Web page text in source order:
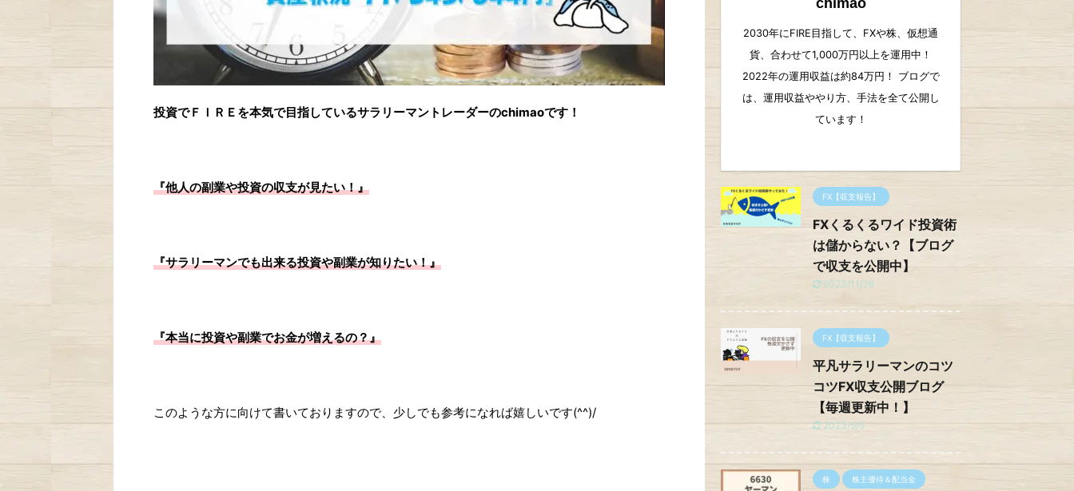
投資でＦＩＲＥを本気で目指しているサラリーマントレーダーのchimaoです！
『他人の副業や投資の収支が見たい！』
『サラリーマンでも出来る投資や副業が知りたい！』
『本当に投資や副業でお金が増えるの？』
このような方に向けて書いておりますので、少しでも参考になれば嬉しいです(^^)/
chimao
2030年にFIRE目指して、FXや株、仮想通
貨、合わせて1,000万円以上を運用中！
2022年の運用収益は約84万円！ ブログで
は、運用収益ややり方、手法を全て公開し
ています！
FX【収支報告】
FXくるくるワイド投資術
は儲からない？【ブログ
で収支を公開中】
2023/11/26
FX【収支報告】
平凡サラリーマンのコツ
コツFX収支公開ブログ
【毎週更新中！】
2023/5/5
株 株主優待＆配当金